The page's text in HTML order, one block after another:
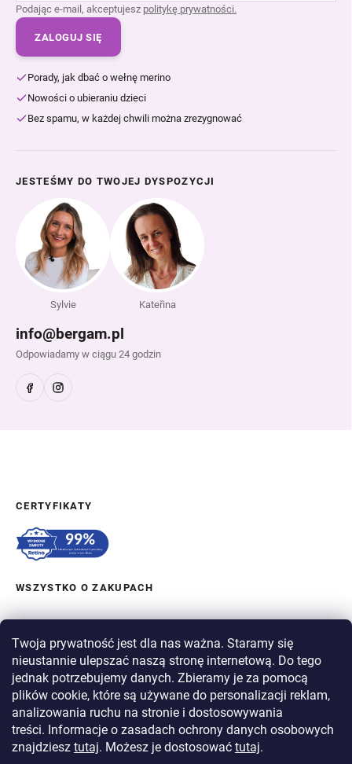
Twoja prywatność jest dla nas ważna. Staramy się
nieustannie ulepszać naszą stronę internetową. Do tego
jednak potrzebujemy danych. Zbieramy je za pomocą
plików cookie, które są używane do personalizacji reklam,
analizowania ruchu na stronie i dostosowywania
treści. Informacje o zasadach ochrony danych osobowych
znajdziesz tutaj. Możesz je dostosować tutaj.
Podając e-mail, akceptujesz politykę prywatności.
ZALOGUJ SIĘ
Porady, jak dbać o wełnę merino
Nowości o ubieraniu dzieci
Bez spamu, w każdej chwili można zrezygnować
JESTEŚMY DO TWOJEJ DYSPOZYCJI
Sylvie Kateřina
info@bergam.pl
Odpowiadamy w ciągu 24 godzin
CERTYFIKATY
WSZYSTKO O ZAKUPACH
O BERGAM
PŁATNOŚĆ
WYSYŁKA